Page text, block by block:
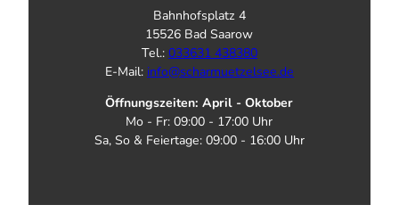
Bahnhofsplatz 4
15526 Bad Saarow
Tel.: 033631 438380
E-Mail: info@scharmuetzelsee.de
Öffnungszeiten: April - Oktober
Mo - Fr: 09:00 - 17:00 Uhr
Sa, So & Feiertage: 09:00 - 16:00 Uhr